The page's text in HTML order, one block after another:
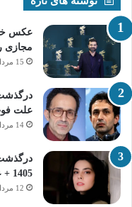
عکس
مجازی
15 مرداد 1405
درگذشت
علت
14 مرداد 1405
1405 + علت فوت
12 مرداد 1405